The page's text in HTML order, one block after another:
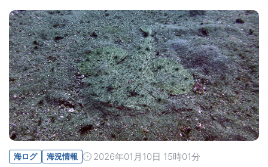
海ログ 海況情報 2026年01月10日 15時01分